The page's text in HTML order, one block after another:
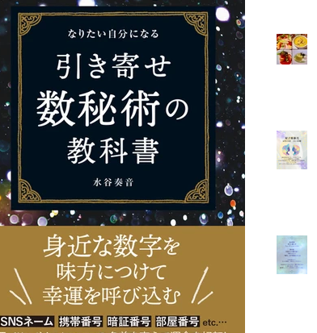
同じ誕生日だったという奇跡が、この本にはあるのです！
そして、奥付の刊行日も、５月２９日ということで……この
本...